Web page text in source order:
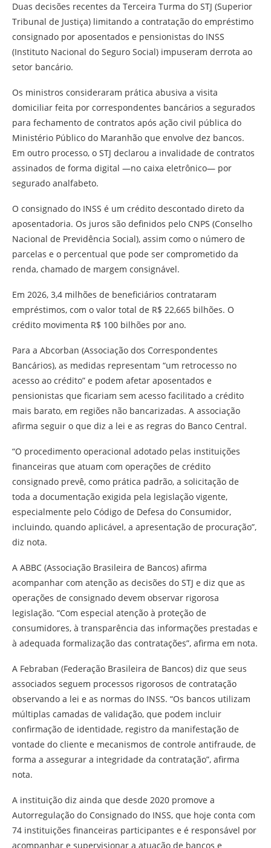
Duas decisões recentes da Terceira Turma do STJ (Superior
Tribunal de Justiça) limitando a contratação do empréstimo
consignado por aposentados e pensionistas do INSS
(Instituto Nacional do Seguro Social) impuseram derrota ao
setor bancário.
Os ministros consideraram prática abusiva a visita
domiciliar feita por correspondentes bancários a segurados
para fechamento de contratos após ação civil pública do
Ministério Público do Maranhão que envolve dez bancos.
Em outro processo, o STJ declarou a invalidade de contratos
assinados de forma digital —no caixa eletrônico— por
segurado analfabeto.
O consignado do INSS é um crédito descontado direto da
aposentadoria. Os juros são definidos pelo CNPS (Conselho
Nacional de Previdência Social), assim como o número de
parcelas e o percentual que pode ser comprometido da
renda, chamado de margem consignável.
Em 2026, 3,4 milhões de beneficiários contrataram
empréstimos, com o valor total de R$ 22,665 bilhões. O
crédito movimenta R$ 100 bilhões por ano.
Para a Abcorban (Associação dos Correspondentes
Bancários), as medidas representam “um retrocesso no
acesso ao crédito” e podem afetar aposentados e
pensionistas que ficariam sem acesso facilitado a crédito
mais barato, em regiões não bancarizadas. A associação
afirma seguir o que diz a lei e as regras do Banco Central.
“O procedimento operacional adotado pelas instituições
financeiras que atuam com operações de crédito
consignado prevê, como prática padrão, a solicitação de
toda a documentação exigida pela legislação vigente,
especialmente pelo Código de Defesa do Consumidor,
incluindo, quando aplicável, a apresentação de procuração”,
diz nota.
A ABBC (Associação Brasileira de Bancos) afirma
acompanhar com atenção as decisões do STJ e diz que as
operações de consignado devem observar rigorosa
legislação. “Com especial atenção à proteção de
consumidores, à transparência das informações prestadas e
à adequada formalização das contratações”, afirma em nota.
A Febraban (Federação Brasileira de Bancos) diz que seus
associados seguem processos rigorosos de contratação
observando a lei e as normas do INSS. “Os bancos utilizam
múltiplas camadas de validação, que podem incluir
confirmação de identidade, registro da manifestação de
vontade do cliente e mecanismos de controle antifraude, de
forma a assegurar a integridade da contratação”, afirma
nota.
A instituição diz ainda que desde 2020 promove a
Autorregulação do Consignado do INSS, que hoje conta com
74 instituições financeiras participantes e é responsável por
acompanhar e supervisionar a atuação de bancos e